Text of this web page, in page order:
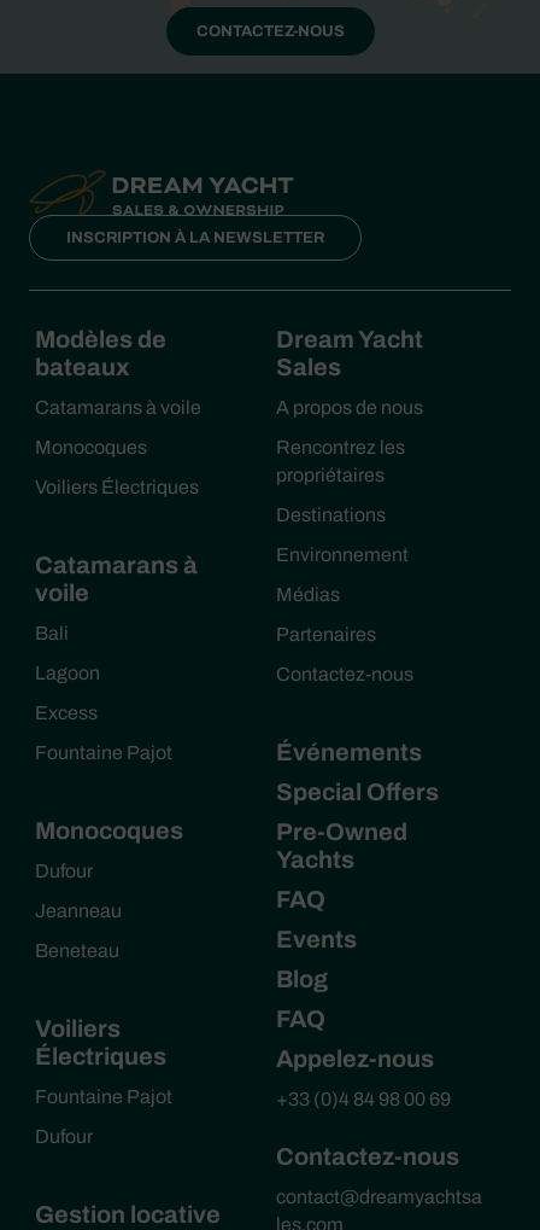
CONTACTEZ-NOUS
INSCRIPTION À LA NEWSLETTER
Modèles de
bateaux
Catamarans à voile
Monocoques
Voiliers Électriques
Catamarans à
voile
Bali
Lagoon
Excess
Fountaine Pajot
Monocoques
Dufour
Jeanneau
Beneteau
Voiliers
Électriques
Fountaine Pajot
Dufour
Gestion locative
Dream Yacht
Sales
A propos de nous
Rencontrez les
propriétaires
Destinations
Environnement
Médias
Partenaires
Contactez-nous
Événements
Special Offers
Pre-Owned
Yachts
FAQ
Events
Blog
FAQ
Appelez-nous
+33 (0)4 84 98 00 69
Contactez-nous
contact@dreamyachtsa
les.com